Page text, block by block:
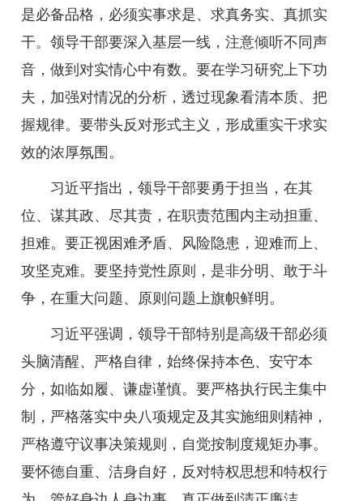
是必备品格，必须实事求是、求真务实、真抓实
干。领导干部要深入基层一线，注意倾听不同声
音，做到对实情心中有数。要在学习研究上下功
夫，加强对情况的分析，透过现象看清本质、把
握规律。要带头反对形式主义，形成重实干求实
效的浓厚氛围。
习近平指出，领导干部要勇于担当，在其
位、谋其政、尽其责，在职责范围内主动担重、
担难。要正视困难矛盾、风险隐患，迎难而上、
攻坚克难。要坚持党性原则，是非分明、敢于斗
争，在重大问题、原则问题上旗帜鲜明。
习近平强调，领导干部特别是高级干部必须
头脑清醒、严格自律，始终保持本色、安守本
分，如临如履、谦虚谨慎。要严格执行民主集中
制，严格落实中央八项规定及其实施细则精神，
严格遵守议事决策规则，自觉按制度规矩办事。
要怀德自重、洁身自好，反对特权思想和特权行